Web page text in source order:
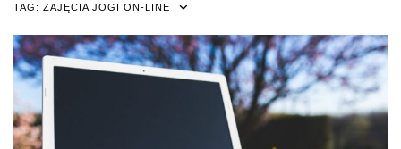
TAG: ZAJĘCIA JOGI ON-LINE